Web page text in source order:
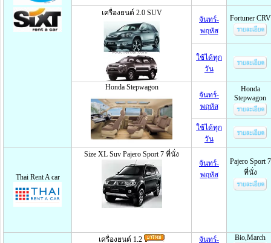
เครื่องยนต์ 2.0 SUV
จันทร์-
พฤหัส
Fortuner CRV
ใช้ได้ทุก
วัน
Honda Stepwagon
จันทร์-
พฤหัส
Honda
Stepwagon
ใช้ได้ทุก
วัน
Thai Rent A car
Size XL Suv Pajero Sport 7 ที่นั่ง
จันทร์-
พฤหัส
Pajero Sport 7
ที่นั่ง
เครื่องยนต์ 1.2 จันทร์- Bio,March